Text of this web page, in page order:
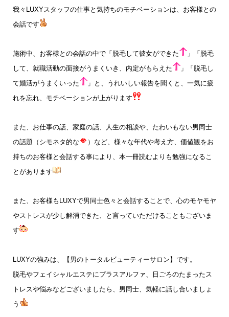
我々LUXYスタッフの仕事と気持ちのモチベーションは、お客様との
会話です
施術中、お客様との会話の中で「脱毛して彼女ができた
」「脱毛
して、就職活動の面接がうまくいき、内定がもらえた
」「脱毛し
て婚活がうまくいった
」と、うれいしい報告を聞くと、一気に疲
れを忘れ、モチベーションが上がります
また、お仕事の話、家庭の話、人生の相談や、たわいもない男同士
の話題（シモネタ的な
）など、様々な年代や考え方、価値観をお
持ちのお客様と会話する事により、本一冊読むよりも勉強になるこ
とがあります
また、お客様もLUXYで男同士色々と会話することで、心のモヤモヤ
やストレスが少し解消できた、と言っていただけることもございま
す
LUXYの強みは、【男のトータルビューティーサロン】です。
脱毛やフェイシャルエステにプラスアルファ、日ごろのたまったス
トレスや悩みなどございましたら、男同士、気軽に話し合いましょ
う